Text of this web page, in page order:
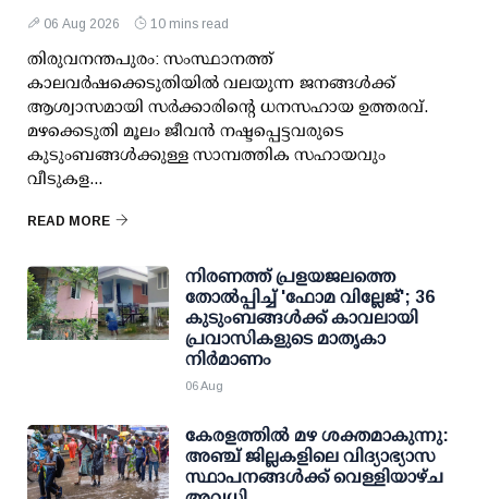
06 Aug 2026 10 mins read
തിരുവനന്തപുരം: സംസ്ഥാനത്ത്
കാലവര്‍ഷക്കെടുതിയില്‍ വലയുന്ന ജനങ്ങള്‍ക്ക്
ആശ്വാസമായി സര്‍ക്കാരിന്റെ ധനസഹായ ഉത്തരവ്.
മഴക്കെടുതി മൂലം ജീവന്‍ നഷ്ടപ്പെട്ടവരുടെ
കുടുംബങ്ങള്‍ക്കുള്ള സാമ്പത്തിക സഹായവും
വീടുകള...
READ MORE
നിരണത്ത് പ്രളയജലത്തെ
തോല്‍പ്പിച്ച് 'ഫോമ വില്ലേജ്'; 36
കുടുംബങ്ങള്‍ക്ക് കാവലായി
പ്രവാസികളുടെ മാതൃകാ
നിര്‍മാണം
06 Aug
കേരളത്തില്‍ മഴ ശക്തമാകുന്നു:
അഞ്ച് ജില്ലകളിലെ വിദ്യാഭ്യാസ
സ്ഥാപനങ്ങള്‍ക്ക് വെള്ളിയാഴ്ച